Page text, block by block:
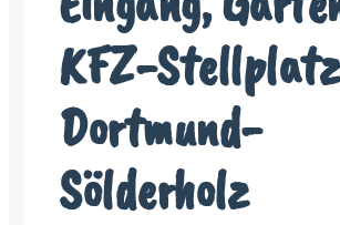
KFZ-
Dortmund-
Sölderholz